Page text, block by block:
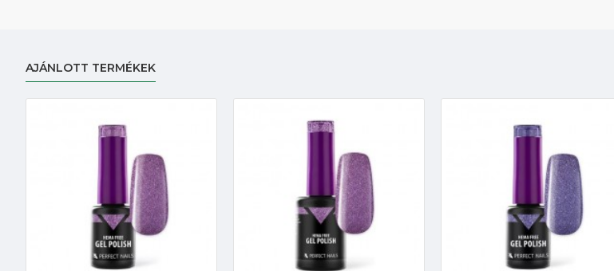
AJÁNLOTT TERMÉKEK